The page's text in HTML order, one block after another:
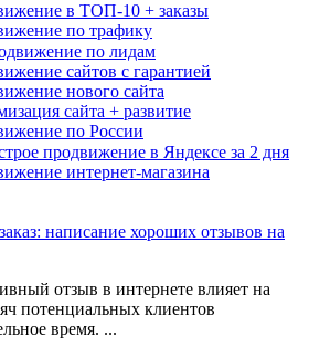
в ТОП-10 + заказы
по трафику
по лидам
сайтов с гарантией
нового сайта
сайта + развитие
по России
продвижение в Яндексе за 2 дня
интернет-магазина
написание хороших отзывов на
отзыв в интернете влияет на
потенциальных клиентов
время. ...